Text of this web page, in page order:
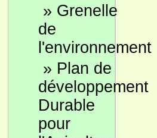
» Grenelle
de
l'environnement
» Plan de
développement
Durable
pour